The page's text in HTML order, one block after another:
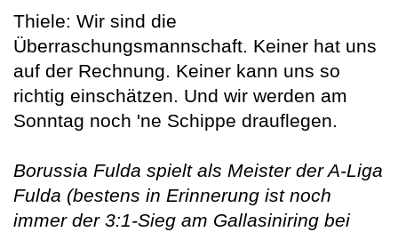
Thiele: Wir sind die
Überraschungsmannschaft. Keiner hat uns
auf der Rechnung. Keiner kann uns so
richtig einschätzen. Und wir werden am
Sonntag noch 'ne Schippe drauflegen.
Borussia Fulda spielt als Meister der A-Liga
Fulda (bestens in Erinnerung ist noch
immer der 3:1-Sieg am Gallasiniring bei